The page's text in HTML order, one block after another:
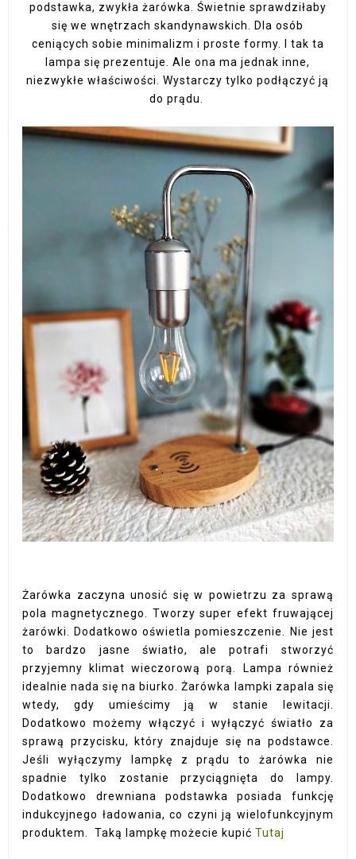
podstawka, zwykła żarówka. Świetnie sprawdziłaby
się we wnętrzach skandynawskich. Dla osób
ceniących sobie minimalizm i proste formy. I tak ta
lampa się prezentuje. Ale ona ma jednak inne,
niezwykłe właściwości. Wystarczy tylko podłączyć ją
do prądu.
Żarówka zaczyna unosić się w powietrzu za sprawą
pola magnetycznego. Tworzy super efekt fruwającej
żarówki. Dodatkowo oświetla pomieszczenie. Nie jest
to bardzo jasne światło, ale potrafi stworzyć
przyjemny klimat wieczorową porą. Lampa również
idealnie nada się na biurko. Żarówka lampki zapala się
wtedy, gdy umieścimy ją w stanie lewitacji.
Dodatkowo możemy włączyć i wyłączyć światło za
sprawą przycisku, który znajduje się na podstawce.
Jeśli wyłączymy lampkę z prądu to żarówka nie
spadnie tylko zostanie przyciągnięta do lampy.
Dodatkowo drewniana podstawka posiada funkcję
indukcyjnego ładowania, co czyni ją wielofunkcyjnym
produktem. Taką lampkę możecie kupićTutaj